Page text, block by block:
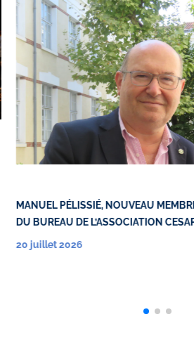
MANUEL PÉLISSIÉ, NOUVEAU
DU BUREAU DE L’ASSOCIATION
20 juillet 2026